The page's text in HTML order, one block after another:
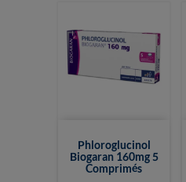
Phloroglucinol
Biogaran 160mg 5
Comprimés